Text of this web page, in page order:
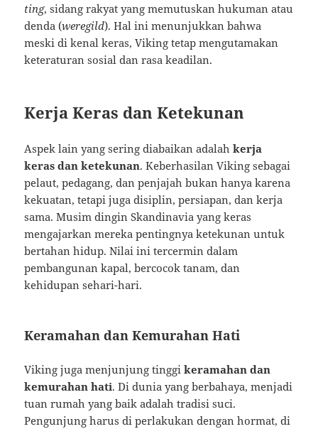
ting, sidang rakyat yang memutuskan hukuman atau
denda (weregild). Hal ini menunjukkan bahwa
meski di kenal keras, Viking tetap mengutamakan
keteraturan sosial dan rasa keadilan.
Kerja Keras dan Ketekunan
Aspek lain yang sering diabaikan adalahkerja
keras dan ketekunan. Keberhasilan Viking sebagai
pelaut, pedagang, dan penjajah bukan hanya karena
kekuatan, tetapi juga disiplin, persiapan, dan kerja
sama. Musim dingin Skandinavia yang keras
mengajarkan mereka pentingnya ketekunan untuk
bertahan hidup. Nilai ini tercermin dalam
pembangunan kapal, bercocok tanam, dan
kehidupan sehari-hari.
Keramahan dan Kemurahan Hati
Viking juga menjunjung tinggikeramahan dan
kemurahan hati. Di dunia yang berbahaya, menjadi
tuan rumah yang baik adalah tradisi suci.
Pengunjung harus di perlakukan dengan hormat, di